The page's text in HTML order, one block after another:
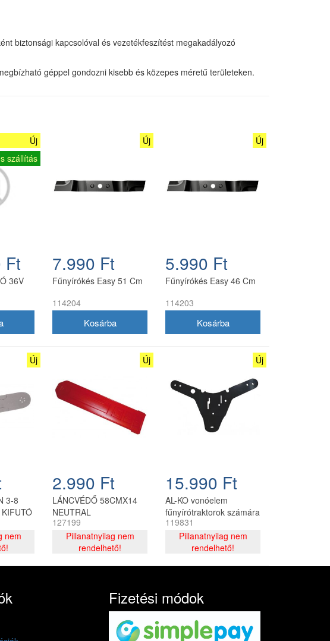
biztonsági kapcsolóval és vezetékfeszítést megakadályozó
géppel gondozni kisebb és közepes méretű területeken.
Új
szállítás
Ft
36V
Új
7.990 Ft
Fűnyírókés Easy 51 Cm
114204
Új
5.990 Ft
Fűnyírókés Easy 46 Cm
114203
Új
3-8
nem
Új
2.990 Ft
LÁNCVÉDŐ 58CMX14
NEUTRAL
127199
Pillanatnyilag nem
rendelhető!
Új
15.990 Ft
AL-KO vonóelem
fűnyírótraktorok számára
119831
Pillanatnyilag nem
rendelhető!
Fizetési módok